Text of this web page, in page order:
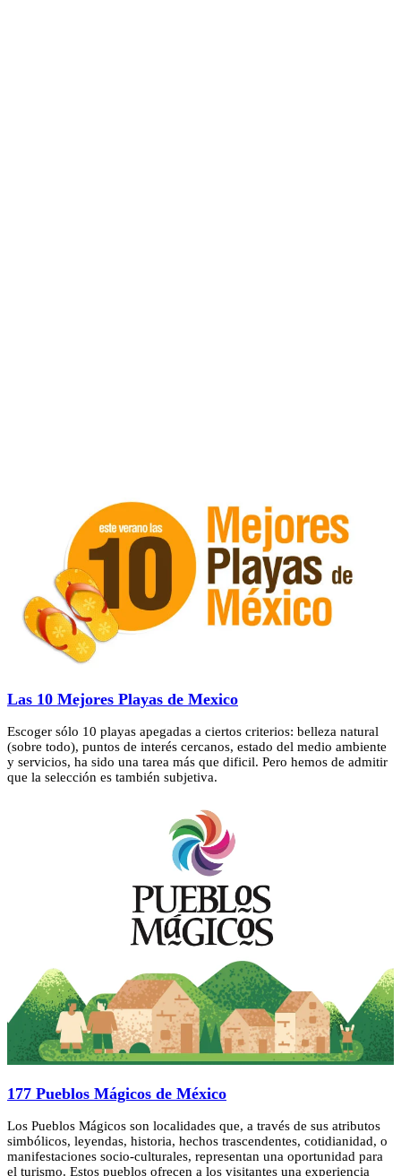
Las 10 Mejores Playas de Mexico
Escoger sólo 10 playas apegadas a ciertos criterios: belleza natural
(sobre todo), puntos de interés cercanos, estado del medio ambiente
y servicios, ha sido una tarea más que dificil. Pero hemos de admitir
que la selección es también subjetiva.
177 Pueblos Mágicos de México
Los Pueblos Mágicos son localidades que, a través de sus atributos
simbólicos, leyendas, historia, hechos trascendentes, cotidianidad, o
manifestaciones socio-culturales, representan una oportunidad para
el turismo. Estos pueblos ofrecen a los visitantes una experiencia